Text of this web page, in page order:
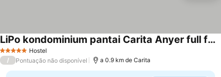
5 Estrelas Hostel
LiPo kondominium pantai Carita Anyer full fasilit
/ Pontuação não disponível a 0.9 km de Carita